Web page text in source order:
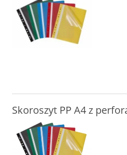
Skoroszyt PP A4 z